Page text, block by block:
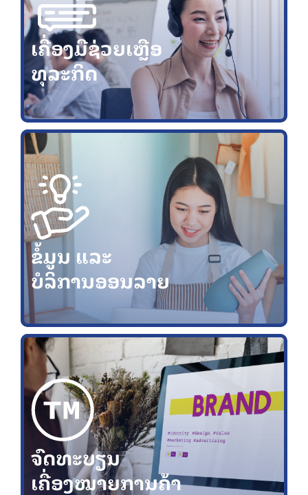
ເຄື່ອງມືຊ່ວຍເຫຼືອ
ທຸລະກິດ
ຂໍ້ມູນ ແລະ
ບໍລິການອອນລາຍ
ຈົດທະບຽນ
ເຄື່ອງໝາຍການຄ້າ